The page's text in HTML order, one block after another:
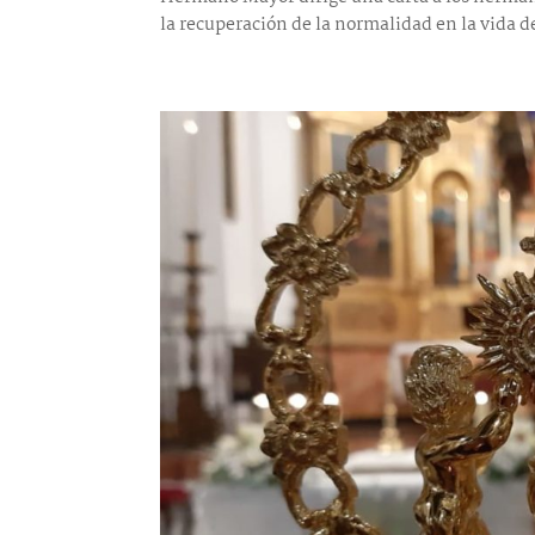
la recuperación de la normalidad en la vida